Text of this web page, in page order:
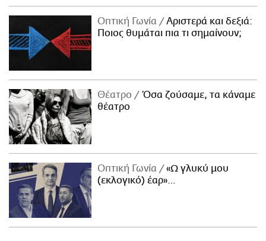
Οπτική Γωνία
Αριστερά και δεξιά:
Ποιος θυμάται πια τι σημαίνουν;
Θέατρο
Όσα ζούσαμε, τα κάναμε
θέατρο
Οπτική Γωνία
«Ω γλυκύ μου
(εκλογικό) έαρ»…